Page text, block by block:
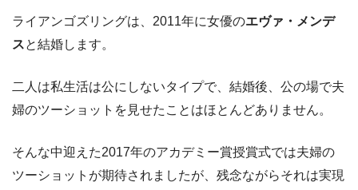
ライアンゴズリングは、2011年に女優のエヴァ・メンデ
スと結婚します。
二人は私生活は公にしないタイプで、結婚後、公の場で夫
婦のツーショットを見せたことはほとんどありません。
そんな中迎えた2017年のアカデミー賞授賞式では夫婦の
ツーショットが期待されましたが、残念ながらそれは実現